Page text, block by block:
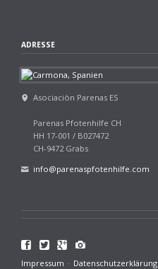
ADRESSE
Asociaciòn Parenas ES
Parenas Pfotenhilfe CH
HH 17-001 / B027472
CH-9472 Grabs
info@parenaspfotenhilfe.com
Facebook
TwitterGoogle+
Navigation
Impressum Datenschutzerklärung